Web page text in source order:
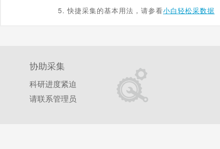
5. 快捷采集的基本用法，请参看小白轻松采数据
协助采集
科研进度紧迫
请联系管理员